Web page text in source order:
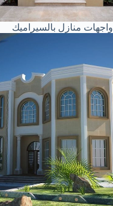
واجهات منازل بالسيراميك